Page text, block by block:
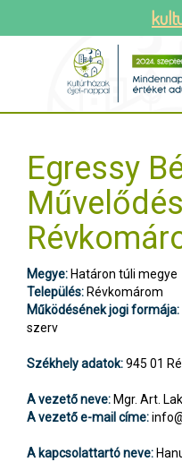
Egressy
Megye: Határon túli megye
Település: Révkomárom
Működésének jogi formája:
szerv
Székhely adatok:945 01
A vezető neve: Mgr. Art.
A vezető e-mail címe:
A kapcsolattartó neve: